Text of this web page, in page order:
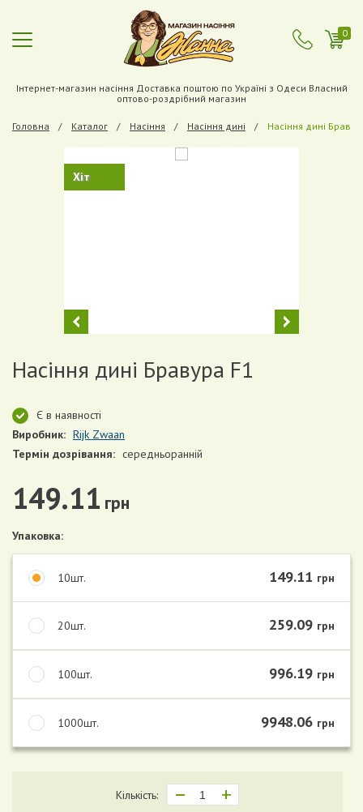
0
Інтернет-магазин насіння Доставка поштою по Україні з Одеси Власний
оптово-роздрібний магазин
Головна Каталог Насіння Насіння дині Насіння дині
Previous
Хіт
Next
Насіння дині Бравура F1
Є в наявності
Виробник: Rijk Zwaan
Термін дозрівання: середньоранній
149.11 грн
Упаковка:
10шт. 149.11 грн
20шт. 259.09 грн
100шт. 996.19 грн
1000шт. 9948.06 грн
Кількість: